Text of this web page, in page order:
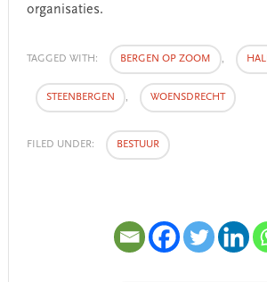
organisaties.
TAGGED WITH: BERGEN OP ZOOM ,
STEENBERGEN , WOENSDRECHT
FILED UNDER: BESTUUR